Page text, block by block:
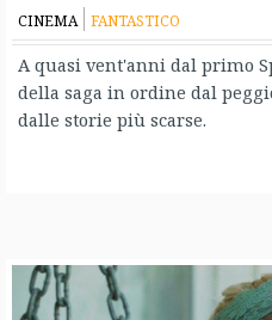
CINEMA FANTASTICO
A quasi vent'anni dal primo
della saga in ordine dal
dalle storie più scarse.